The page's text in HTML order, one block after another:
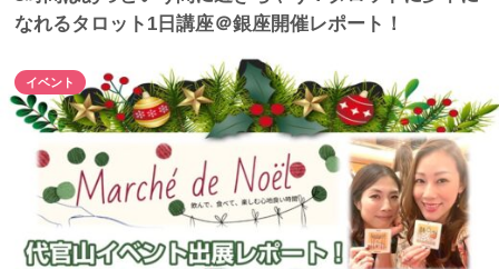
なれるタロット1日講座＠銀座開催レポート！
イベント